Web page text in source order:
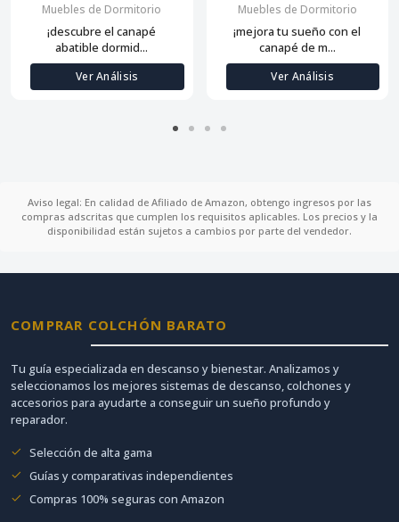
Muebles de Dormitorio
¡descubre el canapé
abatible dormid...
Ver Análisis
Muebles de Dormitorio
¡mejora tu sueño con el
canapé de m...
Ver Análisis
Aviso legal: En calidad de Afiliado de Amazon, obtengo ingresos por las
compras adscritas que cumplen los requisitos aplicables. Los precios y la
disponibilidad están sujetos a cambios por parte del vendedor.
COMPRAR COLCHÓN BARATO
Tu guía especializada en descanso y bienestar. Analizamos y
seleccionamos los mejores sistemas de descanso, colchones y
accesorios para ayudarte a conseguir un sueño profundo y
reparador.
Selección de alta gama
Guías y comparativas independientes
Compras 100% seguras con Amazon